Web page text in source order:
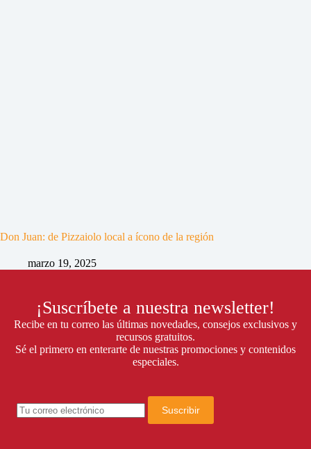
Don Juan: de Pizzaiolo local a ícono de la región
marzo 19, 2025
¡Suscríbete a nuestra newsletter!
Recibe en tu correo las últimas novedades, consejos exclusivos y
recursos gratuitos.
Sé el primero en enterarte de nuestras promociones y contenidos
especiales.
Suscribir